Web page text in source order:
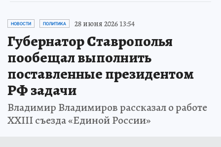
НОВОСТИ ПОЛИТИКА 28 июня 2026 13:54
Губернатор Ставрополья
пообещал выполнить
поставленные президентом
РФ задачи
Владимир Владимиров рассказал о работе
XXIII съезда «Единой России»